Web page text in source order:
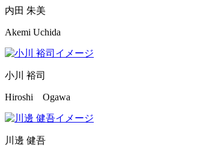
内田 朱美
Akemi Uchida
小川 裕司
Hiroshi Ogawa
川邊 健吾